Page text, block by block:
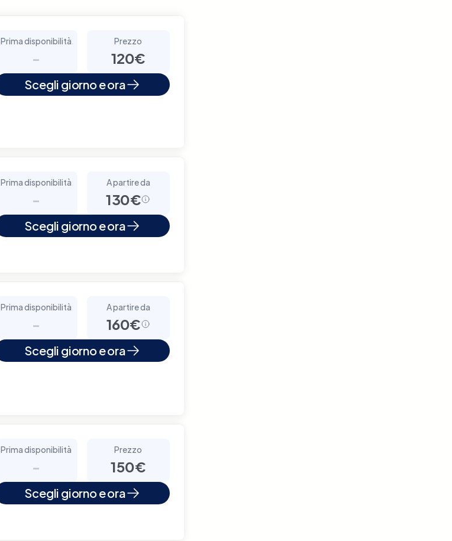
Prima disponibilità
-
Prezzo
120€
Scegli giorno e ora
Prima disponibilità
-
A partire da
130€
Scegli giorno e ora
Prima disponibilità
-
A partire da
160€
Scegli giorno e ora
Prima disponibilità
-
Prezzo
150€
Scegli giorno e ora